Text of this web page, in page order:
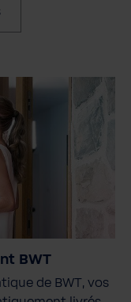
BWT
de BWT, vos